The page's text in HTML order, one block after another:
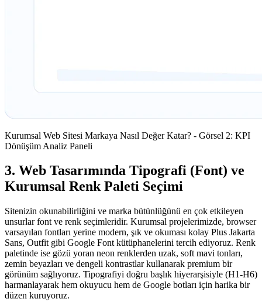
Kurumsal Web Sitesi Markaya Nasıl Değer Katar? - Görsel 2: KPI
Dönüşüm Analiz Paneli
3. Web Tasarımında Tipografi (Font) ve
Kurumsal Renk Paleti Seçimi
Sitenizin okunabilirliğini ve marka bütünlüğünü en çok etkileyen
unsurlar font ve renk seçimleridir. Kurumsal projelerimizde, browser
varsayılan fontları yerine modern, şık ve okuması kolay Plus Jakarta
Sans, Outfit gibi Google Font kütüphanelerini tercih ediyoruz. Renk
paletinde ise gözü yoran neon renklerden uzak, soft mavi tonları,
zemin beyazları ve dengeli kontrastlar kullanarak premium bir
görünüm sağlıyoruz. Tipografiyi doğru başlık hiyerarşisiyle (H1-H6)
harmanlayarak hem okuyucu hem de Google botları için harika bir
düzen kuruyoruz.